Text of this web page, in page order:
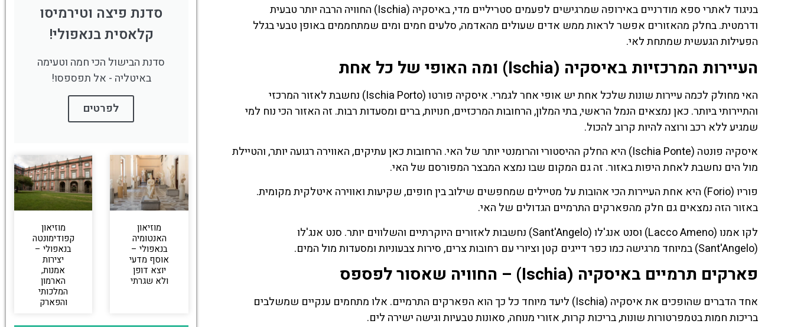
בניגוד לאתרי ספא מודרניים באירופה שמרגישים לפעמים סטריליים מדי, באיסקיה (Ischia) החוויה הרבה יותר טבעית
ודרמטית. בחלק מהאזורים אפשר לראות ממש אדים שעולים מהאדמה, סלעים חמים ומים שמתחממים באופן טבעי בגלל
הפעילות הגעשית שמתחת לאי.
העיירות המרכזיות באיסקיה (Ischia) ומה האופי של כל אחת
האי מחולק לכמה עיירות שונות שלכל אחת יש אופי אחר לגמרי. איסקיה פורטו (Ischia Porto) נחשבת לאזור המרכזי
והתיירותי ביותר. כאן נמצאים הנמל הראשי, בתי המלון, הרחובות המרכזיים, חנויות, ברים ומסעדות רבות. זה האזור הכי נוח למי
שמגיע ללא רכב ורוצה להיות קרוב להכול.
איסקיה פונטה (Ischia Ponte) היא החלק ההיסטורי והרומנטי יותר של האי. הרחובות כאן עתיקים, האווירה רגועה יותר, והטיילת
מול הים נחשבת לאחת היפות באזור. זה גם המקום שבו נמצא המבצר המפורסם של האי.
פוריו (Forio) היא אחת העיירות הכי אהובות על מטיילים שמחפשים שילוב בין חופים, שקיעות ואווירה איטלקית מקומית.
באזור הזה נמצאים גם חלק מהפארקים התרמיים הגדולים של האי.
לקו אמנו (Lacco Ameno) וסנט אנג'לו (Sant'Angelo) נחשבות לאזורים היוקרתיים והשלווים יותר. סנט אנג'לו
(Sant'Angelo) במיוחד מרגישה כמו כפר דייגים קטן וציורי עם רחובות צרים, סירות צבעוניות ומסעדות מול המים.
פארקים תרמיים באיסקיה (Ischia) – החוויה שאסור לפספס
אחד הדברים שהופכים את איסקיה (Ischia) ליעד מיוחד כל כך הוא הפארקים התרמיים. אלו מתחמים ענקיים שמשלבים
בריכות חמות בטמפרטורות שונות, בריכות קרות, אזורי מנוחה, סאונות טבעיות וגישה ישירה לים.
סדנת פיצה וטירמיסו
קלאסית בנאפולי!
סדנת הבישול הכי חמה וטעימה
באיטליה - אל תפספסו!
לפרטים
מוזיאון
האנטומיה
בנאפולי –
אוסף מדעי
יוצא דופן
ולא שגרתי
מוזיאון
קפודימונטה
בנאפולי –
יצירות
אמנות,
הארמון
המלכותי
והפארק